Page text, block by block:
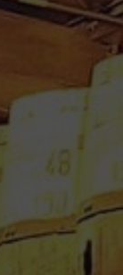
70 CL
FULL